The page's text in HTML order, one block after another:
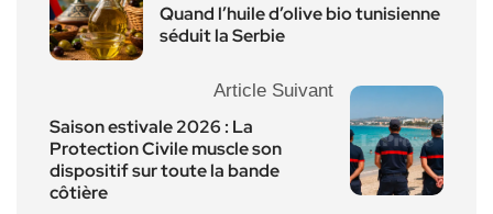
Quand l’huile d’olive bio tunisienne
séduit la Serbie
Article Suivant
Saison estivale 2026 : La
Protection Civile muscle son
dispositif sur toute la bande
côtière